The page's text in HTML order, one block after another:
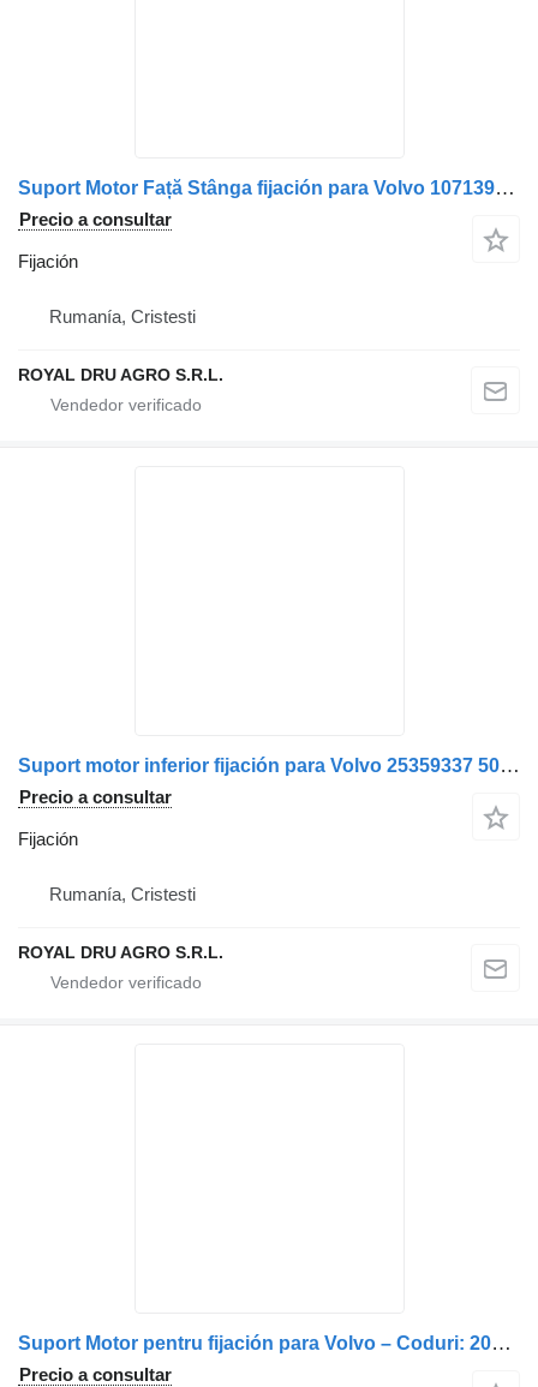
Suport Motor Față Stânga fijación para Volvo 1071397 camión
Precio a consultar
Fijación
Rumanía, Cristesti
ROYAL DRU AGRO S.R.L.
Suport motor inferior fijación para Volvo 25359337 5010532350-12 camión
Precio a consultar
Fijación
Rumanía, Cristesti
ROYAL DRU AGRO S.R.L.
Suport Motor pentru fijación para Volvo – Coduri: 20713725, 20713710, 20713726, 20713712, 20713724 camión
Precio a consultar